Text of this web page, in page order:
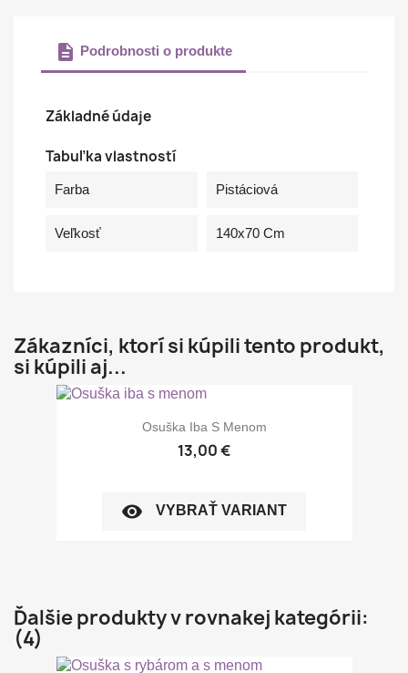
description Podrobnosti o produkte
Základné údaje
Tabuľka vlastností
Farba Pistáciová
Veľkosť 140x70 Cm
Zákazníci, ktorí si kúpili tento produkt,
si kúpili aj...
Osuška Iba S Menom
13,00 €
visibility VYBRAŤ VARIANT
Ďalšie produkty v rovnakej kategórii:
(4)